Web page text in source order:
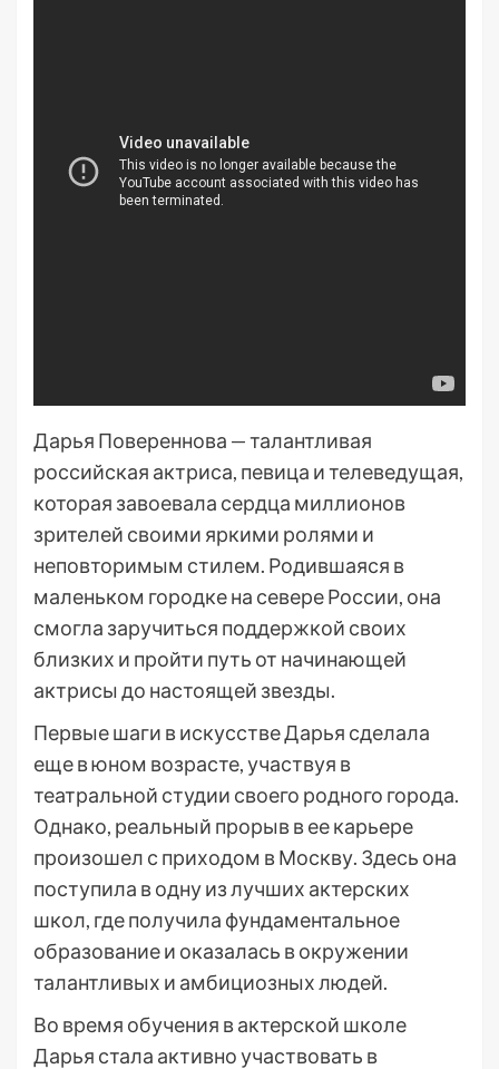
Дарья Повереннова — талантливая
российская актриса, певица и телеведущая,
которая завоевала сердца миллионов
зрителей своими яркими ролями и
неповторимым стилем. Родившаяся в
маленьком городке на севере России, она
смогла заручиться поддержкой своих
близких и пройти путь от начинающей
актрисы до настоящей звезды.
Первые шаги в искусстве Дарья сделала
еще в юном возрасте, участвуя в
театральной студии своего родного города.
Однако, реальный прорыв в ее карьере
произошел с приходом в Москву. Здесь она
поступила в одну из лучших актерских
школ, где получила фундаментальное
образование и оказалась в окружении
талантливых и амбициозных людей.
Во время обучения в актерской школе
Дарья стала активно участвовать в